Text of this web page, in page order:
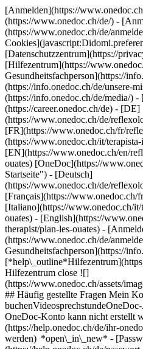
[Anmelden](https://
(https://www.onedoc.ch/de/) -
(https://www.onedoc.ch/de/
[Datenschutzzentrum](https://
[Hilfezentrum](https://
Gesundheitsfachperson](https://
(https://info.onedoc.ch/de/unsere-
(https://info.onedoc.ch/de/media/) -
(https://career.onedoc.ch/de) - [DE]
(https://www.onedoc.ch/de/
[FR](https://www.onedoc.ch/fr/
(https://www.onedoc.ch/it/
[EN](https://www.onedoc.ch/en/
ouates) [OneDoc](https://
Startseite") - [Deutsch]
(https://www.onedoc.ch/de/
[Français](https://www.onedoc.ch/
[Italiano](https://www.onedoc.ch/
ouates) - [English](https://
therapist/plan-les-ouates) -
(https://www.onedoc.ch/de/
Gesundheitsfachperson](https://
Hilfezentrum close ![]
(https://www.onedoc.ch/assets/
## Häufig gestellte Fragen Mein
OneDoc-Konto kann nicht erstellt
(https://help.onedoc.ch/de/ihr-
werden) *open\_in\_new* -